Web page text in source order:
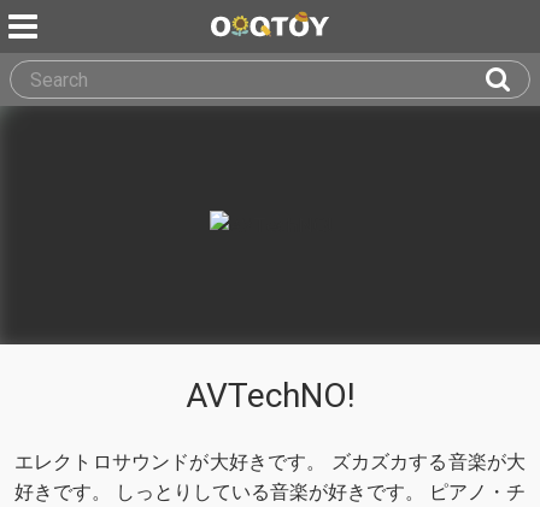
AVTechNO!
エレクトロサウンドが大好きです。 ズカズカする音楽が大
好きです。 しっとりしている音楽が好きです。 ピアノ・チ